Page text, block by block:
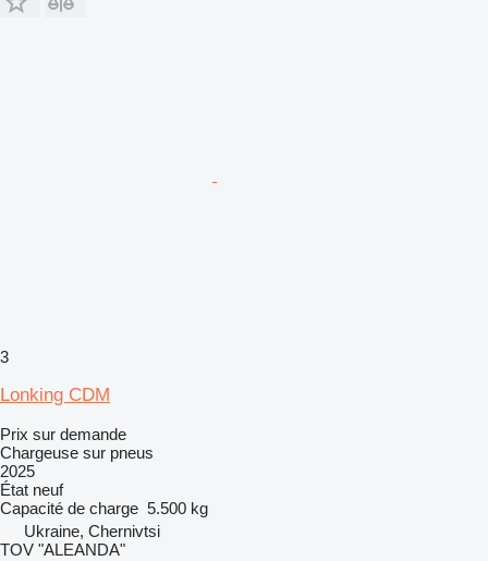
3
Lonking CDM
Prix sur demande
Chargeuse sur pneus
2025
État neuf
Capacité de charge 5.500 kg
Ukraine, Chernivtsi
TOV "ALEANDA"